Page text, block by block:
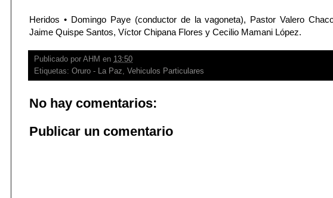
Heridos • Domingo Paye (conductor de la vagoneta), Pastor Valero
Jaime Quispe Santos, Víctor Chipana Flores y Cecilio Mamani López.
Publicado por AHM en 13:50
Etiquetas: Oruro - La Paz, Vehiculos Particulares
No hay comentarios:
Publicar un comentario